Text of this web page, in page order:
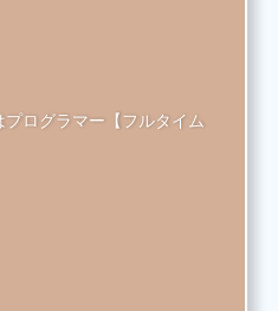
ログラマー【フルタイム